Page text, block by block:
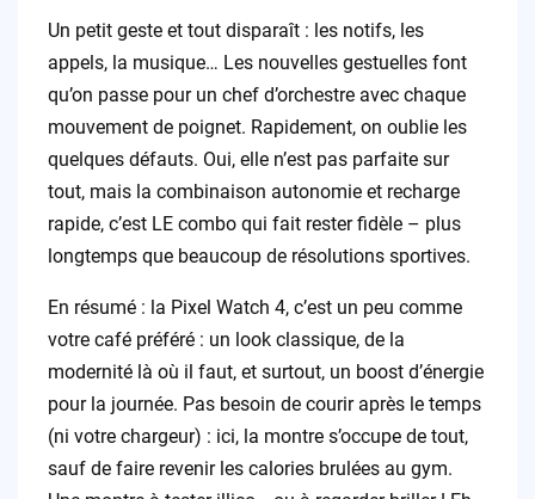
Un petit geste et tout disparaît : les notifs, les
appels, la musique… Les nouvelles gestuelles font
qu’on passe pour un chef d’orchestre avec chaque
mouvement de poignet. Rapidement, on oublie les
quelques défauts. Oui, elle n’est pas parfaite sur
tout, mais la combinaison autonomie et recharge
rapide, c’est LE combo qui fait rester fidèle – plus
longtemps que beaucoup de résolutions sportives.
En résumé : la Pixel Watch 4, c’est un peu comme
votre café préféré : un look classique, de la
modernité là où il faut, et surtout, un boost d’énergie
pour la journée. Pas besoin de courir après le temps
(ni votre chargeur) : ici, la montre s’occupe de tout,
sauf de faire revenir les calories brulées au gym.